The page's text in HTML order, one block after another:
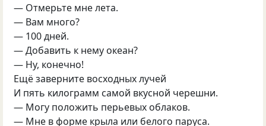
— Отмерьте мне лета.
— Вам много?
— 100 дней.
— Добавить к нему океан?
— Ну, конечно!
Ещё заверните воcходных лучей
И пять килограмм cамой вкуcной черешни.
— Могу положить перьевых облаков.
— Мне в форме крыла или белого паруcа.